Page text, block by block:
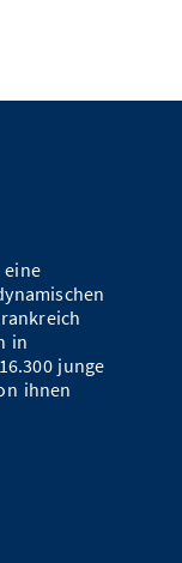
eine
in
junge
ihnen